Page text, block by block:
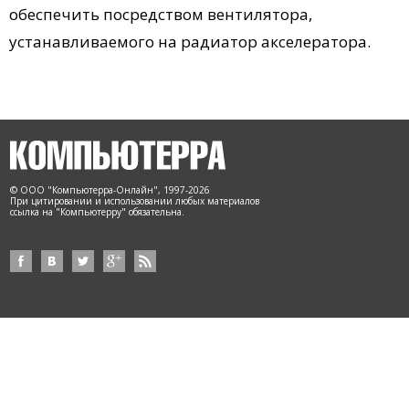
обеспечить посредством вентилятора,
устанавливаемого на радиатор акселератора.
© ООО "Компьютерра-Онлайн", 1997-2026
При цитировании и использовании любых материалов
ссылка на "Компьютерру" обязательна.